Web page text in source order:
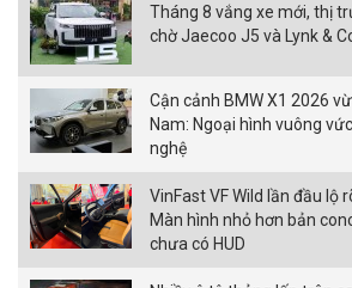
Tháng 8 vắng xe mới, thị
chờ Jaecoo J5 và Lynk &
Cận cảnh BMW X1 2026
Nam: Ngoại hình vuông
nghệ
VinFast VF Wild lần đầu lộ
Màn hình nhỏ hơn bản
chưa có HUD